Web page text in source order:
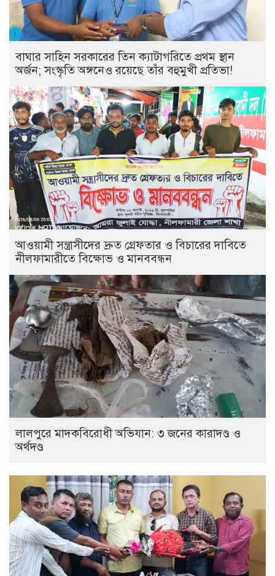
বাঘার সাহিন সরকারের তিন ক্যাটাগরিতে প্রথম স্থান
অর্জন; সংস্কৃতি অঙ্গনেও রয়েছে তাঁর বহুমুখী প্রতিভা!
আওয়ামী সন্ত্রাসীদের দ্রুত গ্রেফতার ও বিচারের দাবিতে
নীলফামারীতে বিক্ষোভ ও মানববন্ধন
লালপুরে মাদকবিরোধী অভিযান: ৩ জনের কারাদণ্ড ও
অর্থদণ্ড